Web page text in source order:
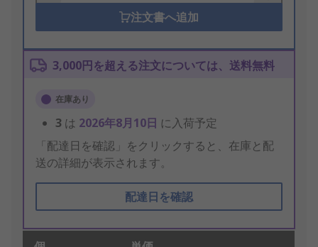
注文書へ追加
3,000円を超える注文については、送料無料
在庫あり
3 は 2026年8月10日 に入荷予定
「配達日を確認」をクリックすると、在庫と配
送の詳細が表示されます。
配達日を確認